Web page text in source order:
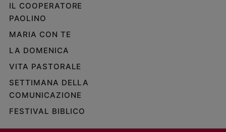
IL COOPERATORE
PAOLINO
MARIA CON TE
LA DOMENICA
VITA PASTORALE
SETTIMANA DELLA
COMUNICAZIONE
FESTIVAL BIBLICO